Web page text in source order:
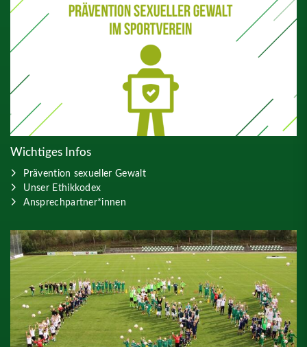
Wichtiges Infos
Prävention sexueller Gewalt
Unser Ethikkodex
Ansprechpartner*innen